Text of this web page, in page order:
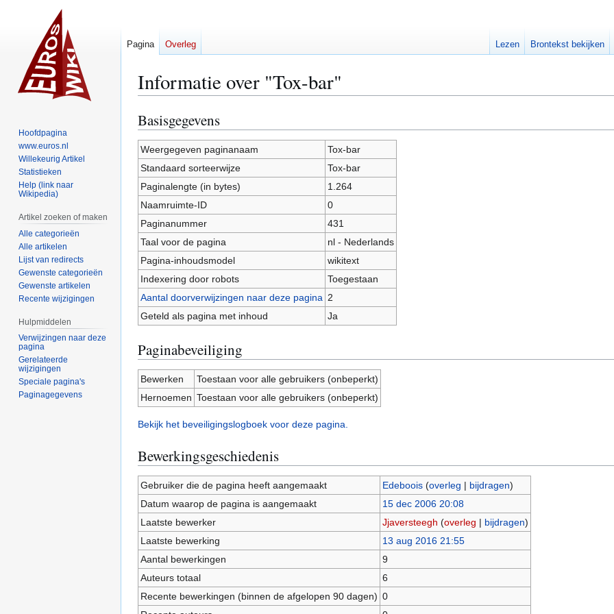
Informatie over "Tox-bar"
Naar
navigatie
springen
Naar
zoeken
springen
Basisgegevens
Weergegeven paginanaam
Tox-bar
Standaard sorteerwijze
Tox-bar
Paginalengte (in bytes)
1.264
Naamruimte-ID
0
Paginanummer
431
Taal voor de pagina
nl - Nederlands
Pagina-inhoudsmodel
wikitext
Indexering door robots
Toegestaan
Aantal doorverwijzingen naar deze pagina 2
Geteld als pagina met inhoud
Ja
Paginabeveiliging
Bewerken
Toestaan voor alle gebruikers (onbeperkt)
Hernoemen Toestaan voor alle gebruikers (onbeperkt)
Bekijk het beveiligingslogboek voor deze pagina.
Bewerkingsgeschiedenis
Gebruiker die de pagina heeft aangemaakt Edeboois (overleg | bijdragen)
Datum waarop de pagina is aangemaakt
15 dec 2006 20:08
Laatste bewerker
Jjaversteegh (overleg | bijdragen)
Laatste bewerking
13 aug 2016 21:55
Aantal bewerkingen
9
Auteurs totaal
6
Recente bewerkingen (binnen de afgelopen 90 dagen) 0
Pagina Overleg Lezen Brontekst bekijken
Hoofdpagina
www.euros.nl
Willekeurig Artikel
Statistieken
Help (link naar
Wikipedia)
Artikel zoeken of maken
Alle categorieën
Alle artikelen
Lijst van redirects
Gewenste categorieën
Gewenste artikelen
Recente wijzigingen
Hulpmiddelen
Verwijzingen naar deze
pagina
Gerelateerde
wijzigingen
Speciale pagina's
Paginagegevens